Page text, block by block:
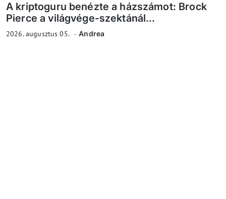
A kriptoguru benézte a házszámot: Brock
Pierce a világvége-szektánál...
2026. augusztus 05. Andrea